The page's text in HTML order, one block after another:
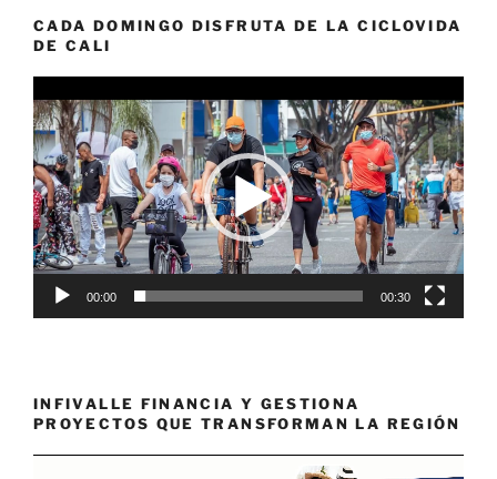
CADA DOMINGO DISFRUTA DE LA CICLOVIDA
DE CALI
de
vídeo
00:00 00:30
INFIVALLE FINANCIA Y GESTIONA
PROYECTOS QUE TRANSFORMAN LA REGIÓN